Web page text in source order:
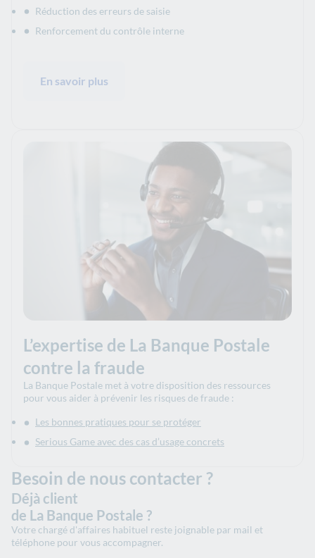
Réduction des erreurs de saisie
Renforcement du contrôle interne
En savoir plus
L’expertise de La Banque Postale
contre la fraude
La Banque Postale met à votre disposition des ressources
pour vous aider à prévenir les risques de fraude :
Les bonnes pratiques pour se protéger
Serious Game avec des cas d’usage concrets
Besoin de nous contacter ?
Déjà client
de La Banque Postale ?
Votre chargé d'affaires habituel reste joignable par mail et
téléphone pour vous accompagner.